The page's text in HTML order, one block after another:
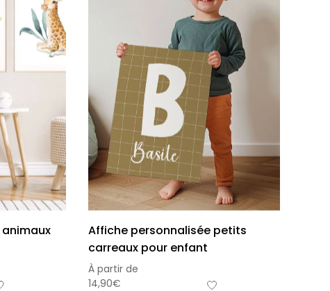
Affiche personnalisée petits
carreaux pour enfant
À partir de
14,90€